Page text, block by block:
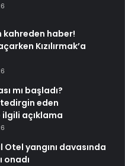
kahreden haber!
Kızılırmak’a
mı başladı?
eden
açıklama
yangını davasında
onadı